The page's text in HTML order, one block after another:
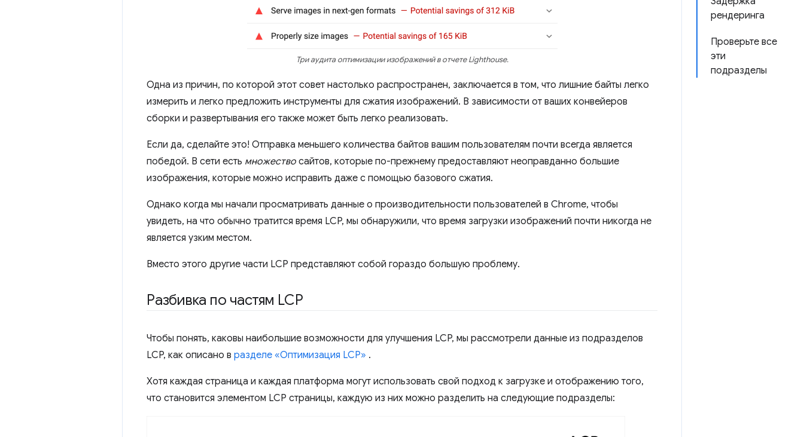
рендеринга
Проверьте все
эти
подразделы
Три аудита оптимизации изображений в отчете Lighthouse.
Одна из причин, по которой этот совет настолько распространен, заключается в том, что лишние байты легко
измерить и легко предложить инструменты для сжатия изображений. В зависимости от ваших конвейеров
сборки и развертывания его также может быть легко реализовать.
Если да, сделайте это! Отправка меньшего количества байтов вашим пользователям почти всегда является
победой. В сети есть множество сайтов, которые по-прежнему предоставляют неоправданно большие
изображения, которые можно исправить даже с помощью базового сжатия.
Однако когда мы начали просматривать данные о производительности пользователей в Chrome, чтобы
увидеть, на что обычно тратится время LCP, мы обнаружили, что время загрузки изображений почти никогда не
является узким местом.
Вместо этого другие части LCP представляют собой гораздо большую проблему.
Разбивка по частям LCP
Чтобы понять, каковы наибольшие возможности для улучшения LCP, мы рассмотрели данные из подразделов
LCP, как описано в разделе «Оптимизация LCP» .
Хотя каждая страница и каждая платформа могут использовать свой подход к загрузке и отображению того,
что становится элементом LCP страницы, каждую из них можно разделить на следующие подразделы: